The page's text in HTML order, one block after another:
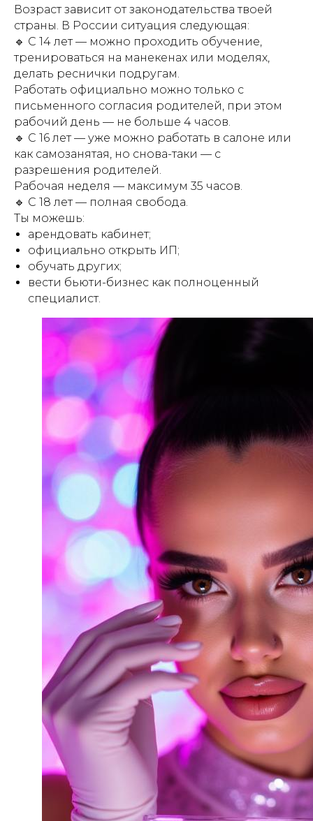
Возраст зависит от законодательства твоей
страны. В России ситуация следующая:
🔹 С 14 лет — можно проходить обучение,
тренироваться на манекенах или моделях,
делать реснички подругам.
Работать официально можно только с
письменного согласия родителей, при этом
рабочий день — не больше 4 часов.
🔹 С 16 лет — уже можно работать в салоне или
как самозанятая, но снова-таки — с
разрешения родителей.
Рабочая неделя — максимум 35 часов.
🔹 С 18 лет — полная свобода.
Ты можешь:
арендовать кабинет;
официально открыть ИП;
обучать других;
вести бьюти-бизнес как полноценный
специалист.